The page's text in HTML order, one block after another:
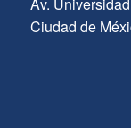
Ciudad de